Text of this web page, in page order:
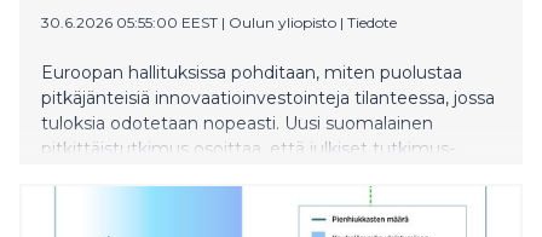
30.6.2026 05:55:00 EEST | Oulun yliopisto | Tiedote
Euroopan hallituksissa pohditaan, miten puolustaa
pitkäjänteisiä innovaatioinvestointeja tilanteessa, jossa
tuloksia odotetaan nopeasti. Uusi suomalainen
pitkittäistutkimus osoittaa, että julkiset tutkimus-,
yritysten kykyä kehittää tärkeitä innovaatioita, mutta
vaikutukset rakentuvat vähitellen. Tutkimus tarjoaa